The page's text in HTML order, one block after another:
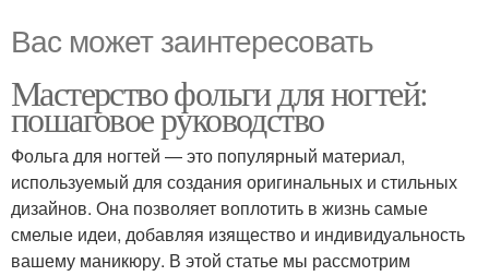
Вас может заинтересовать
Мастерство фольги для ногтей:
пошаговое руководство
Фольга для ногтей — это популярный материал,
используемый для создания оригинальных и стильных
дизайнов. Она позволяет воплотить в жизнь самые
смелые идеи, добавляя изящество и индивидуальность
вашему маникюру. В этой статье мы рассмотрим